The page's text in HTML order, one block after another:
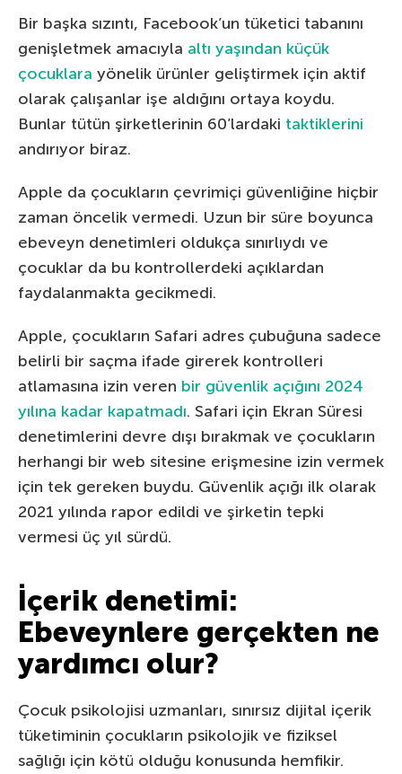
Bir başka sızıntı, Facebook’un tüketici tabanını
genişletmek amacıyla altı yaşından küçük
çocuklara yönelik ürünler geliştirmek için aktif
olarak çalışanlar işe aldığını ortaya koydu.
Bunlar tütün şirketlerinin 60’lardaki taktiklerini
andırıyor biraz.
Apple da çocukların çevrimiçi güvenliğine hiçbir
zaman öncelik vermedi. Uzun bir süre boyunca
ebeveyn denetimleri oldukça sınırlıydı ve
çocuklar da bu kontrollerdeki açıklardan
faydalanmakta gecikmedi.
Apple, çocukların Safari adres çubuğuna sadece
belirli bir saçma ifade girerek kontrolleri
atlamasına izin veren bir güvenlik açığını 2024
yılına kadar kapatmadı. Safari için Ekran Süresi
denetimlerini devre dışı bırakmak ve çocukların
herhangi bir web sitesine erişmesine izin vermek
için tek gereken buydu. Güvenlik açığı ilk olarak
2021 yılında rapor edildi ve şirketin tepki
vermesi üç yıl sürdü.
İçerik denetimi:
Ebeveynlere gerçekten ne
yardımcı olur?
Çocuk psikolojisi uzmanları, sınırsız dijital içerik
tüketiminin çocukların psikolojik ve fiziksel
sağlığı için kötü olduğu konusunda hemfikir.